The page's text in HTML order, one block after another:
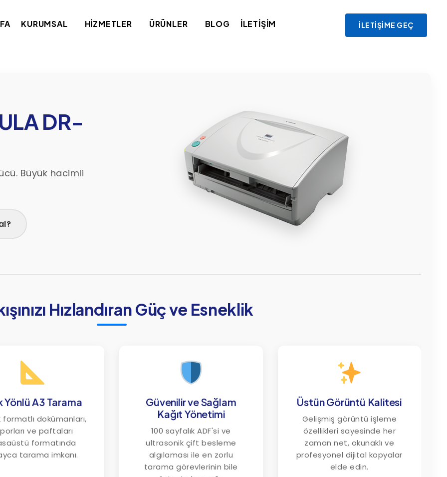
KURUMSAL HIZMETLER ÜRÜNLER BLOG İLETIŞIM İLETIŞIME GEÇ
DR-
Büyük hacimli
Hızlandıran Güç ve Esneklik
Yönlü A3 Tarama
formatlı dokümanları,
ve paftaları
formatında
tarama imkanı.
Güvenilir ve Sağlam
Kağıt Yönetimi
100 sayfalık ADF'si ve
ultrasonik çift besleme
algılaması ile en zorlu
tarama görevlerinin bile
Üstün Görüntü Kalitesi
Gelişmiş görüntü işleme
özellikleri sayesinde her
zaman net, okunaklı ve
profesyonel dijital kopyalar
elde edin.